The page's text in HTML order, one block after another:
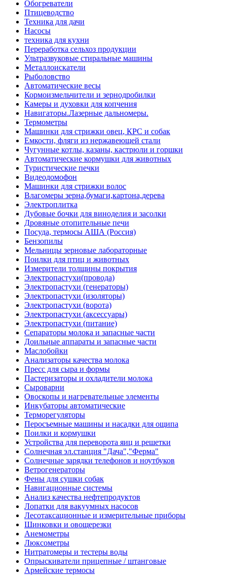
Обогреватели
Птицеводство
Техника для дачи
Насосы
техника для кухни
Переработка сельхоз продукции
Ультразвуковые стиральные машины
Металлоискатели
Рыболовство
Автоматические весы
Кормоизмельчители и зернодробилки
Камеры и духовки для копчения
Навигаторы.Лазерные дальномеры.
Термометры
Машинки для стрижки овец, КРС и собак
Емкости, фляги из нержавеющей стали
Чугунные котлы, казаны, кастрюли и горшки
Автоматические кормушки для животных
Туристические печки
Видеодомофон
Машинки для стрижки волос
Влагомеры зерна,бумаги,картона,дерева
Электроплитка
Дубовые бочки для виноделия и засолки
Дровяные отопительные печи
Посуда, термосы АША (Россия)
Бензопилы
Мельницы зерновые лабораторные
Поилки для птиц и животных
Измерители толщины покрытия
Электропастухи(провода)
Электропастухи (генераторы)
Электропастухи (изоляторы)
Электропастухи (ворота)
Электропастухи (аксессуары)
Электропастухи (питание)
Сепараторы молока и запасные части
Доильные аппараты и запасные части
Маслобойки
Анализаторы качества молока
Пресс для сыра и формы
Пастеризаторы и охладители молока
Сыроварни
Овоскопы и нагревательные элементы
Инкубаторы автоматические
Терморегуляторы
Перосъемные машины и насадки для ощипа
Поилки и кормушки
Устройства для переворота яиц и решетки
Солнечная эл.станция "Дача","Ферма"
Солнечные зарядки телефонов и ноутбуков
Ветрогенераторы
Фены для сушки собак
Навигационные системы
Анализ качества нефтепродуктов
Лопатки для вакуумных насосов
Лесотаксационные и измерительные приборы
Шинковки и овощерезки
Анемометры
Люксометры
Нитратомеры и тестеры воды
Опрыскиватели прицепные / штанговые
Армейские термосы